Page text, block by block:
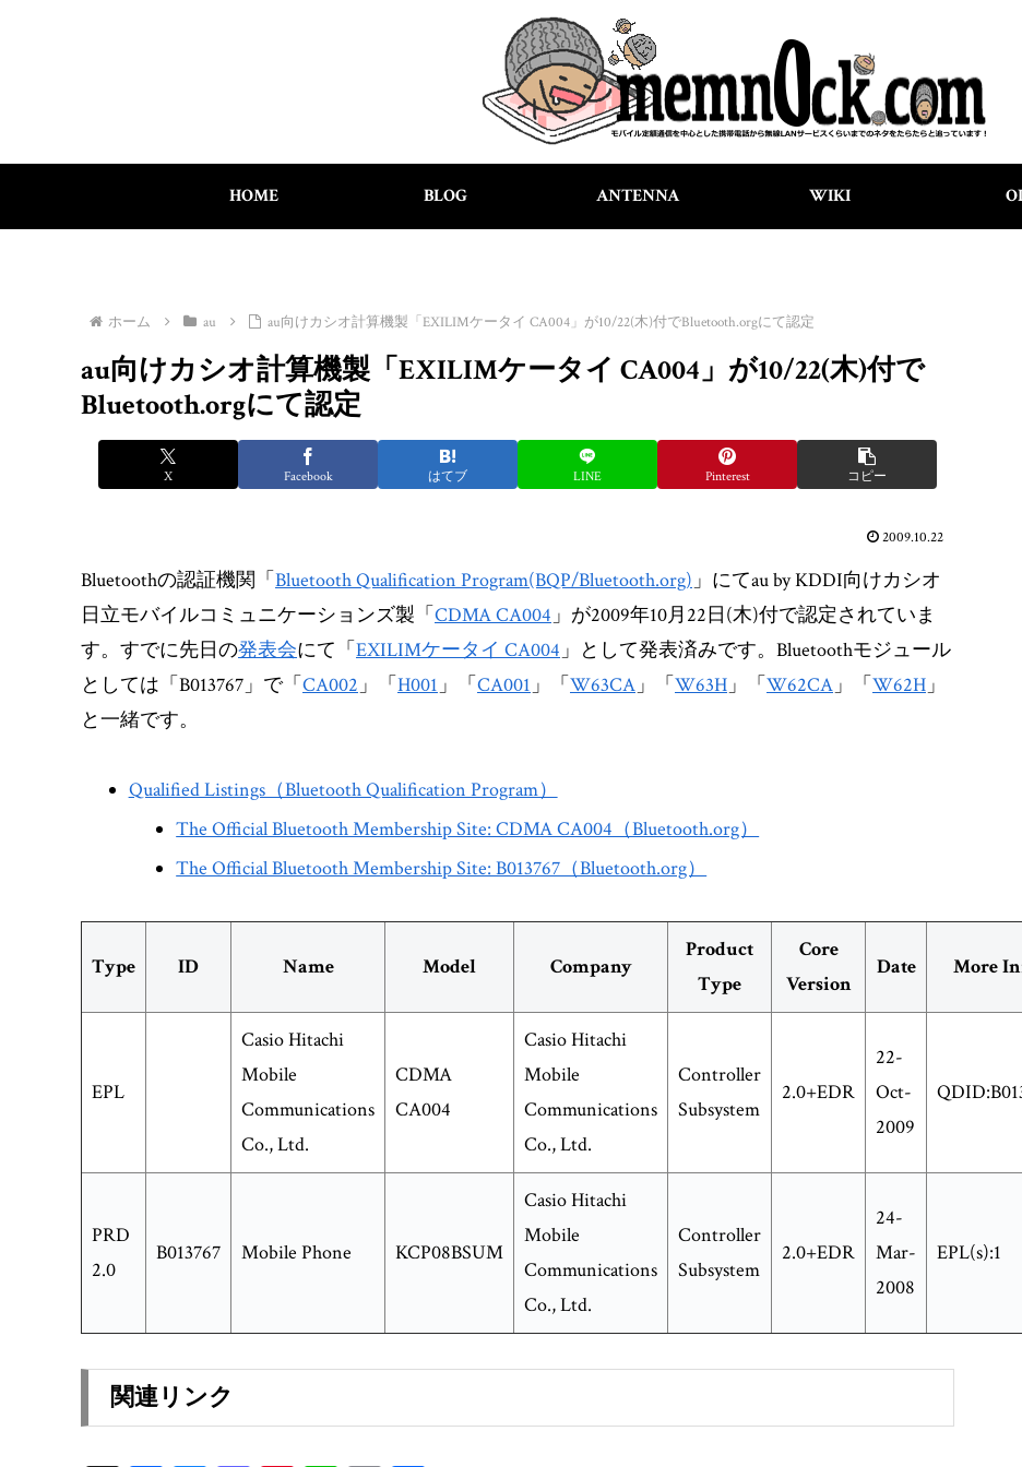
HOME BLOG ANTENNA WIKI
ホーム au au向けカシオ計算機製「EXILIMケータイ CA004」が10/22(木)付でBluetooth.orgにて認定
au向けカシオ計算機製「EXILIMケータイ CA004」が10/22(木)付で
Bluetooth.orgにて認定
X Facebook はてブ LINE Pinterest コピー
2009.10.22
Bluetoothの認証機関「 Bluetooth Qualification Program(BQP/Bluetooth.org) 」にてau by KDDI向けカシオ
日立モバイルコミュニケーションズ製「 CDMA CA004 」が2009年10月22日(木)付で認定されていま
す。すでに先日の発表会にて「 EXILIMケータイ CA004 」として発表済みです。Bluetoothモジュール
としては「B013767」で「 CA002 」「 H001 」「 CA001 」「 W63CA 」「 W63H 」「 W62CA 」「 W62H 」
と一緒です。
Qualified Listings（Bluetooth Qualification Program）
The Official Bluetooth Membership Site: CDMA CA004（Bluetooth.org）
The Official Bluetooth Membership Site: B013767（Bluetooth.org）
Type ID Name Model Company
Product
Type
Core
Version
Date More
EPL
Casio Hitachi
Mobile
Communications
Co., Ltd.
CDMA
CA004
Casio Hitachi
Mobile
Communications
Co., Ltd.
Controller
Subsystem
2.0+EDR
22-
Oct-
2009
PRD
2.0
B013767 Mobile Phone KCP08BSUM
Casio Hitachi
Mobile
Communications
Co., Ltd.
Controller
Subsystem
2.0+EDR
24-
Mar-
2008
EPL(s):1
関連リンク